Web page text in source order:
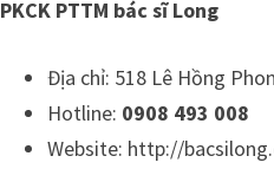
PKCK PTTM bác sĩ Long
Địa chỉ: 518 Lê Hồng
Hotline: 0908 493 008
Website: http://